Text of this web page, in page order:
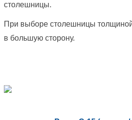
столешницы.
При выборе столешницы
в большую сторону.